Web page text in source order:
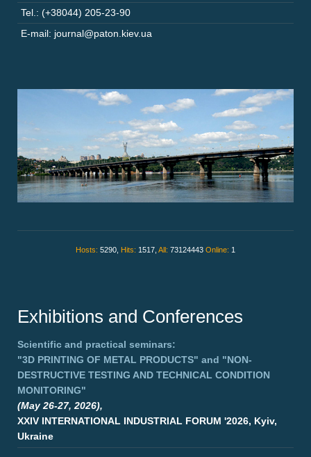
Tel.: (+38044) 205-23-90
E-mail: journal@paton.kiev.ua
Hosts: 5290, Hits: 1517, All: 73124443 Online: 1
Exhibitions and Conferences
Scientific and practical seminars:
"3D PRINTING OF METAL PRODUCTS" and "NON-
DESTRUCTIVE TESTING AND TECHNICAL CONDITION
MONITORING"
(May 26-27, 2026),
XXIV INTERNATIONAL INDUSTRIAL FORUM '2026, Kyiv,
Ukraine